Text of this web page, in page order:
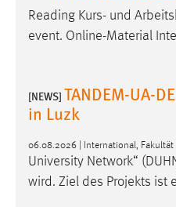
Reading Kurs- und
event. Online-Material
[NEWS] TANDEM-UA-
in Luzk
06.08.2026 | International,
University Network“
wird. Ziel des Projekts ist
Zweck:
Dieser
Name:
Zweck:
Für